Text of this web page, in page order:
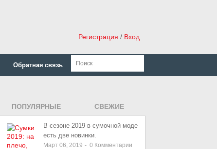
Регистрация / Вход
Обратная связь
ПОПУЛЯРНЫЕ
ЗАПИСИ
СВЕЖИЕ
В сезоне 2019 в сумочной моде
есть две новинки.
Март 06, 2019 - 0 Комментарии